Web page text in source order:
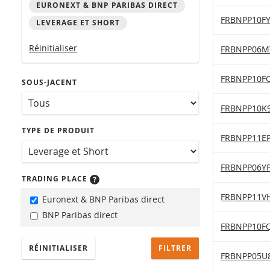
EURONEXT & BNP PARIBAS DIRECT
LEVERAGE ET SHORT
Réinitialiser
SOUS-JACENT
TYPE DE PRODUIT
TRADING PLACE
Euronext & BNP Paribas direct
BNP Paribas direct
RÉINITIALISER
American
American
Amundi
Amundi
Amundi
Amundi
Amundi
Amundi
Amundi